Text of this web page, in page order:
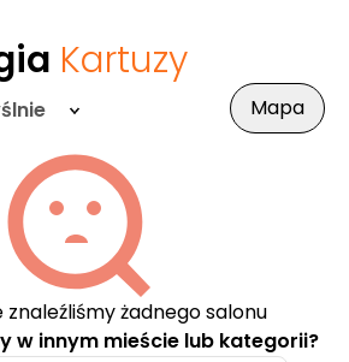
Kartuzy
Mapa
znaleźliśmy żadnego salonu
w innym mieście lub kategorii?